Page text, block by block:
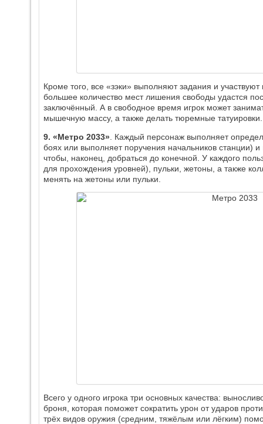
Кроме того, все «зэки» выполняют задания и
большее количество мест лишения свободы удастся
заключённый. А в свободное время игрок может
мышечную массу, а также делать тюремные татуировки.
9. «Метро 2033» . Каждый персонаж выполняет
боях или выполняет поручения начальников станции)
чтобы, наконец, добраться до конечной. У каждого
для прохождения уровней), пульки, жетоны, а также
менять на жетоны или пульки.
Всего у одного игрока три основных качества:
броня, которая поможет сократить урон от ударов
трёх видов оружия (средним, тяжёлым или лёгким)